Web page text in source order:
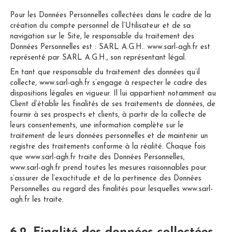
Pour les Données Personnelles collectées dans le cadre de la
création du compte personnel de l’Utilisateur et de sa
navigation sur le Site, le responsable du traitement des
Données Personnelles est : SARL A.G.H.. www.sarl-agh.fr est
représenté par SARL A.G.H., son représentant légal.
En tant que responsable du traitement des données qu’il
collecte, www.sarl-agh.fr s’engage à respecter le cadre des
dispositions légales en vigueur. Il lui appartient notamment au
Client d’établir les finalités de ses traitements de données, de
fournir à ses prospects et clients, à partir de la collecte de
leurs consentements, une information complète sur le
traitement de leurs données personnelles et de maintenir un
registre des traitements conforme à la réalité. Chaque fois
que www.sarl-agh.fr traite des Données Personnelles,
www.sarl-agh.fr prend toutes les mesures raisonnables pour
s’assurer de l’exactitude et de la pertinence des Données
Personnelles au regard des finalités pour lesquelles www.sarl-
agh.fr les traite.